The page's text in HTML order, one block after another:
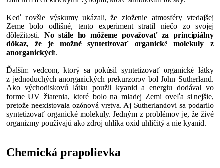
Keď novšie výskumy ukázali, že zloženie atmosféry vtedajšej
Zeme bolo odlišné, tento experiment stratil niečo zo svojej
dôležitosti. No stále ho môžeme považovať za principiálny
dôkaz, že je možné syntetizovať organické molekuly z
anorganických.
Ďalším vedcom, ktorý sa pokúsil syntetizovať organické látky
z jednoduchých anorganických prekurzorov bol John Sutherland.
Ako východiskovú látku použil kyanid a energiu dodával vo
forme UV žiarenia, ktoré bolo na mladej Zemi oveľa silnejšie,
pretože neexistovala ozónová vrstva. Aj Sutherlandovi sa podarilo
syntetizovať organické molekuly. Jedným z problémov je, že živé
organizmy používajú ako zdroj uhlíka oxid uhličitý a nie kyanid.
Chemická prapolievka